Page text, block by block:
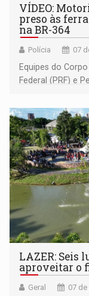
VÍDEO:
preso às
na BR-364
Polícia 07
Equipes do
Federal (PRF) e
LAZER: Seis
aproveitar o
Geral 07